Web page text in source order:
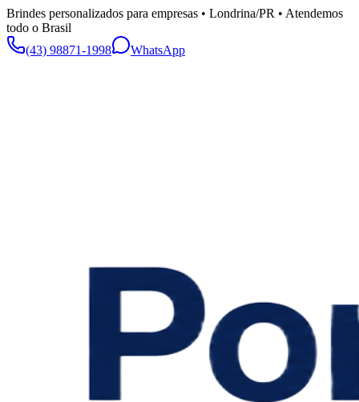
Brindes personalizados para empresas • Londrina/PR • Atendemos
todo o Brasil
(43) 98871-1998
WhatsApp